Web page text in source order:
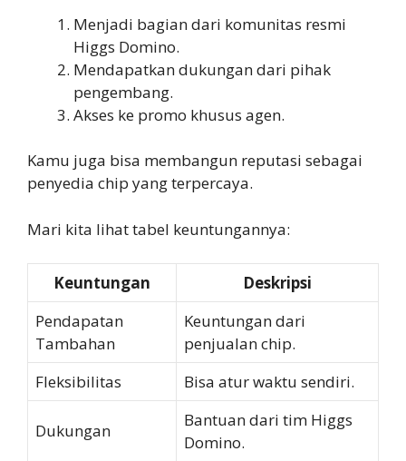
Menjadi bagian dari komunitas resmi
Higgs Domino.
Mendapatkan dukungan dari pihak
pengembang.
Akses ke promo khusus agen.
Kamu juga bisa membangun reputasi sebagai
penyedia chip yang terpercaya.
Mari kita lihat tabel keuntungannya:
Keuntungan
Deskripsi
Pendapatan
Tambahan
Keuntungan dari
penjualan chip.
Fleksibilitas
Bisa atur waktu sendiri.
Dukungan
Bantuan dari tim Higgs
Domino.